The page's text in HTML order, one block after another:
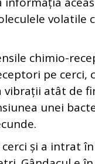
volatile
chimio-
pe cerci,
atât de
unei
și a intrat